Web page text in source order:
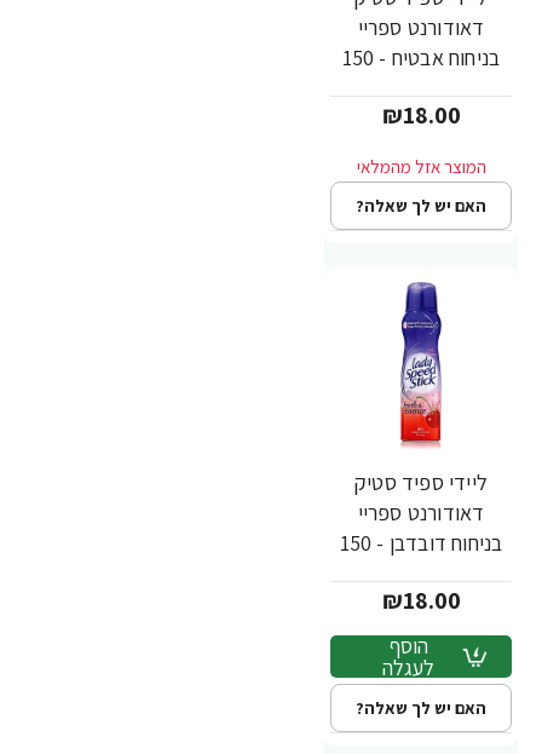
דאודורנט ספריי
בניחוח אבטיח - 150
₪18.00
האם יש לך שאלה?
ליידי ספיד סטיק
דאודורנט ספריי
בניחוח דובדבן - 150
₪18.00
הוסף
לעגלה
האם יש לך שאלה?